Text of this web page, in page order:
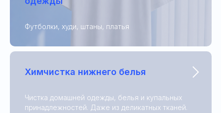
Футболки, худи, штаны, платья
Химчистка нижнего белья
Чистка домашней одежды, белья и купальных
принадлежностей. Даже из деликатных тканей.